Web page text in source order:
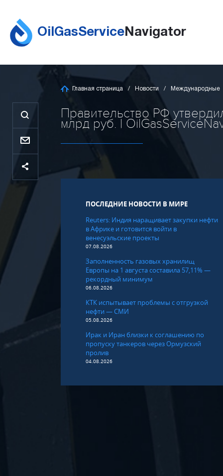
OilGasService Navigator
Главная страница Новости Международные
Правительство РФ
млрд руб. |
ПОСЛЕДНИЕ НОВОСТИ В МИРЕ
Reuters: Индия наращивает закупки нефти
в Африке и готовится войти в
венесуэльские проекты
07.08.2026
Заполненность газовых хранилищ
Европы на 1 августа составила 57,11% —
рекордный минимум
06.08.2026
КТК испытывает проблемы с отгрузкой
нефти — СМИ
05.08.2026
Ирак и Иран близки к соглашению по
пропуску танкеров через Ормузский
пролив
04.08.2026